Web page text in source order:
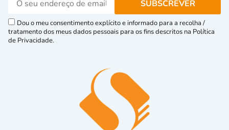
Dou o meu consentimento explícito e informado para a recolha /
tratamento dos meus dados pessoais para os fins descritos na Política
de Privacidade.